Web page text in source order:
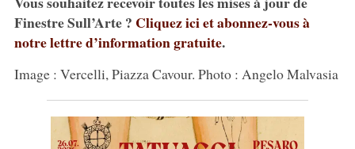
Finestre Sull’Arte ? Cliquez ici et abonnez-vous à
notre lettre d’information gratuite.
Image : Vercelli, Piazza Cavour. Photo : Angelo Malvasia